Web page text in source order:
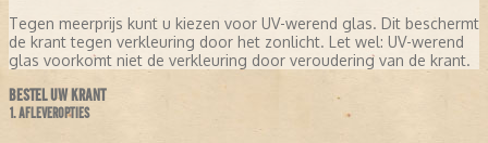
Tegen meerprijs kunt u kiezen voor UV-werend glas. Dit beschermt
de krant tegen verkleuring door het zonlicht. Let wel: UV-werend
glas voorkomt niet de verkleuring door veroudering van de krant.
BESTEL UW KRANT
1. AFLEVEROPTIES